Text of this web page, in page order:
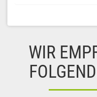
WIR